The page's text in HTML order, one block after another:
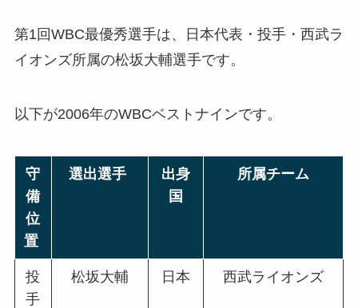
第1回WBC最優秀選手は、日本代表・投手・西武ラ
イオンズ所属の松坂大輔選手です。
以下が2006年のWBCベストナインです。
守
備
位
置
選出選手
出身
国
所属チーム
投
手
松坂大輔 日本 西武ライオンズ